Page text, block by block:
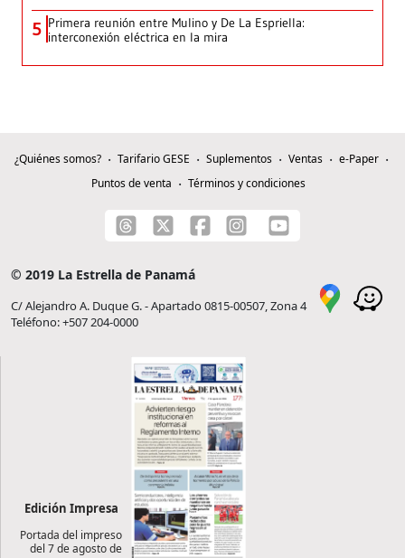
5 Primera reunión entre Mulino y De La Espriella:
interconexión eléctrica en la mira
¿Quiénes somos? Tarifario GESE Suplementos Ventas
e-Paper
Puntos de venta
Términos y condiciones
© 2019 La Estrella de Panamá
C/ Alejandro A. Duque G. - Apartado 0815-00507, Zona 4
Teléfono: +507 204-0000
Edición Impresa
Portada del impreso
del 7 de agosto de